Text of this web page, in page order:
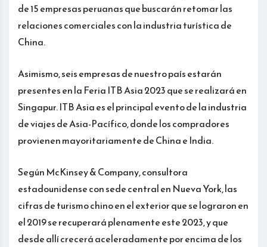
de 15 empresas peruanas que buscarán retomar las
relaciones comerciales con la industria turística de
China.
Asimismo, seis empresas de nuestro país estarán
presentes en la Feria ITB Asia 2023 que se realizará en
Singapur. ITB Asia es el principal evento de la industria
de viajes de Asia-Pacífico, donde los compradores
provienen mayoritariamente de China e India.
Según McKinsey & Company, consultora
estadounidense con sede central en Nueva York, las
cifras de turismo chino en el exterior que se lograron en
el 2019 se recuperará plenamente este 2023, y que
desde allí crecerá aceleradamente por encima de los